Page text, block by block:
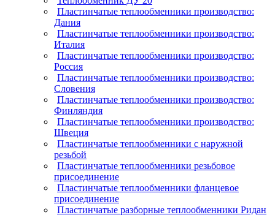
Пластинчатые теплообменники производство:
Дания
Пластинчатые теплообменники производство:
Италия
Пластинчатые теплообменники производство:
Россия
Пластинчатые теплообменники производство:
Словения
Пластинчатые теплообменники производство:
Финляндия
Пластинчатые теплообменники производство:
Швеция
Пластинчатые теплообменники с наружной
резьбой
Пластинчатые теплообменники резьбовое
присоединение
Пластинчатые теплообменники фланцевое
присоединение
Пластинчатые разборные теплообменники Ридан